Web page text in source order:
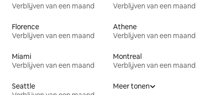
Verblijven van een maand
Verblijven van een maand
Florence
Verblijven van een maand
Athene
Verblijven van een maand
Miami
Verblijven van een maand
Montreal
Verblijven van een maand
Seattle
Meer tonen